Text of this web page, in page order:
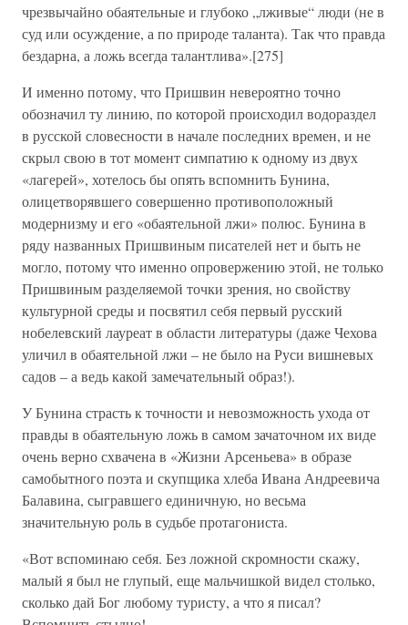
чрезвычайно обаятельные и глубоко „лживые“ люди (не в
суд или осуждение, а по природе таланта). Так что правда
бездарна, а ложь всегда талантлива».[275]
И именно потому, что Пришвин невероятно точно
обозначил ту линию, по которой происходил водораздел
в русской словесности в начале последних времен, и не
скрыл свою в тот момент симпатию к одному из двух
«лагерей», хотелось бы опять вспомнить Бунина,
олицетворявшего совершенно противоположный
модернизму и его «обаятельной лжи» полюс. Бунина в
ряду названных Пришвиным писателей нет и быть не
могло, потому что именно опровержению этой, не только
Пришвиным разделяемой точки зрения, но свойству
культурной среды и посвятил себя первый русский
нобелевский лауреат в области литературы (даже Чехова
уличил в обаятельной лжи – не было на Руси вишневых
садов – а ведь какой замечательный образ!).
У Бунина страсть к точности и невозможность ухода от
правды в обаятельную ложь в самом зачаточном их виде
очень верно схвачена в «Жизни Арсеньева» в образе
самобытного поэта и скупщика хлеба Ивана Андреевича
Балавина, сыгравшего единичную, но весьма
значительную роль в судьбе протагониста.
«Вот вспоминаю себя. Без ложной скромности скажу,
малый я был не глупый, еще мальчишкой видел столько,
сколько дай Бог любому туристу, а что я писал?